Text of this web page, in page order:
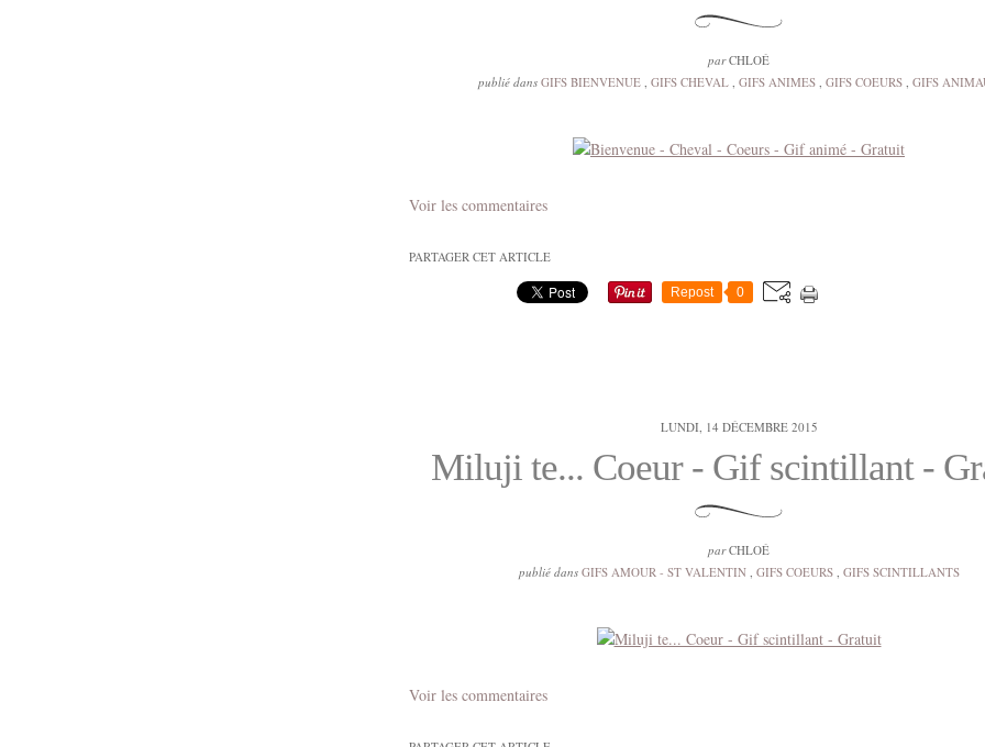
parCHLOÉ
publié dans GIFS BIENVENUE, GIFS CHEVAL, GIFS ANIMES, GIFS COEURS, GIFS
Voir les commentaires
PARTAGER CET ARTICLE
Repost 0
LUNDI, 14 DÉCEMBRE 2015
Miluji te... Coeur - Gif scintillant -
parCHLOÉ
publié dans GIFS AMOUR - ST VALENTIN, GIFS COEURS, GIFS SCINTILLANTS
Voir les commentaires